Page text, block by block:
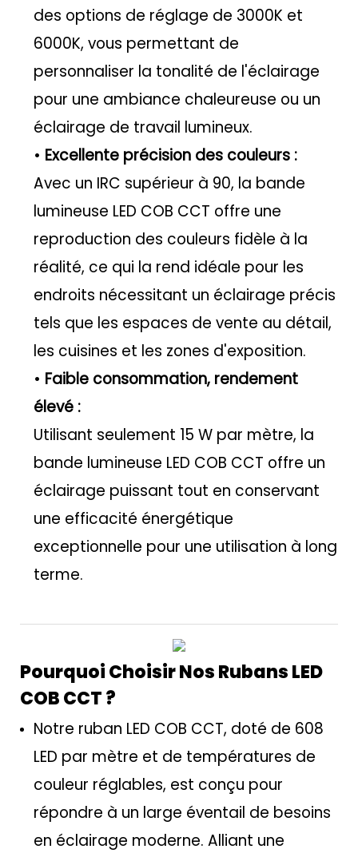
des options de réglage de 3000K et
6000K, vous permettant de
personnaliser la tonalité de l'éclairage
pour une ambiance chaleureuse ou un
éclairage de travail lumineux.
• Excellente précision des couleurs :
Avec un IRC supérieur à 90, la bande
lumineuse LED COB CCT offre une
reproduction des couleurs fidèle à la
réalité, ce qui la rend idéale pour les
endroits nécessitant un éclairage précis
tels que les espaces de vente au détail,
les cuisines et les zones d'exposition.
• Faible consommation, rendement
élevé :
Utilisant seulement 15 W par mètre, la
bande lumineuse LED COB CCT offre un
éclairage puissant tout en conservant
une efficacité énergétique
exceptionnelle pour une utilisation à long
terme.
Pourquoi Choisir Nos Rubans LED
COB CCT ?
Notre ruban LED COB CCT, doté de 608
LED par mètre et de températures de
couleur réglables, est conçu pour
répondre à un large éventail de besoins
en éclairage moderne. Alliant une